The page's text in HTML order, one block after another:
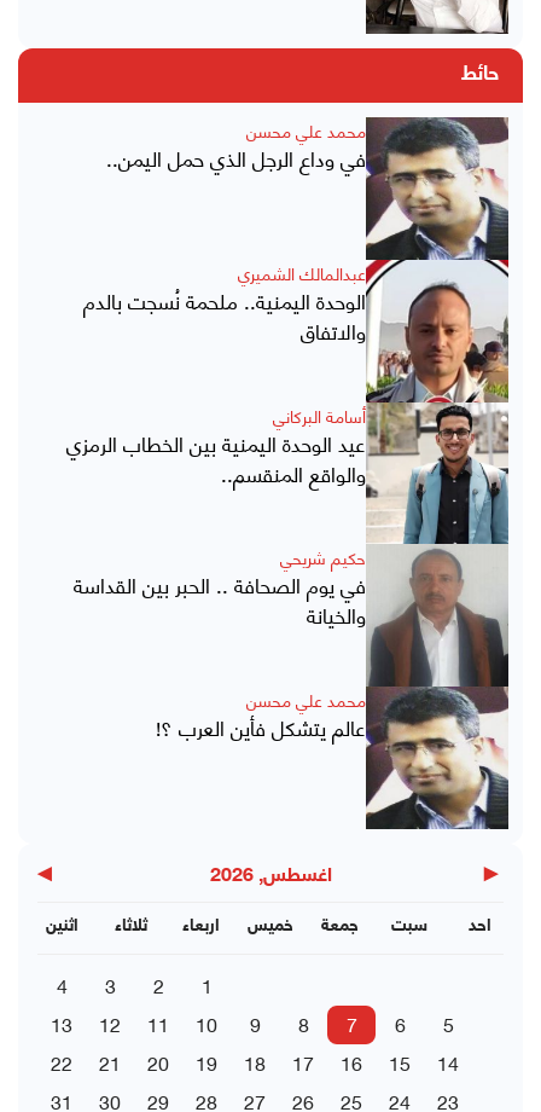
حائط
محمد علي محسن
في وداع الرجل الذي حمل اليمن..
عبدالمالك الشميري
الوحدة اليمنية.. ملحمة نُسجت بالدم
والاتفاق
أسامة البركاني
عيد الوحدة اليمنية بين الخطاب الرمزي
والواقع المنقسم..
حكيم شريحي
في يوم الصحافة .. الحبر بين القداسة
والخيانة
محمد علي محسن
عالم يتشكل فأين العرب ؟!
◀ اغسطس, 2026 ▶
اثنين ثلاثاء اربعاء خميس جمعة سبت احد
1
2
3
4
5
6
7
8
9
10
11
12
13
14
15
16
17
18
19
20
21
22
23
24
25
26
27
28
29
30
31